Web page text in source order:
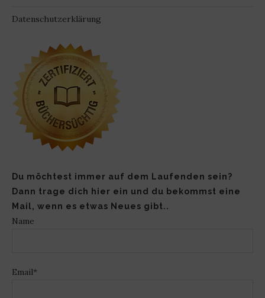
Datenschutzerklärung
Du möchtest immer auf dem Laufenden sein?
Dann trage dich hier ein und du bekommst eine
Mail, wenn es etwas Neues gibt..
Name
Email*